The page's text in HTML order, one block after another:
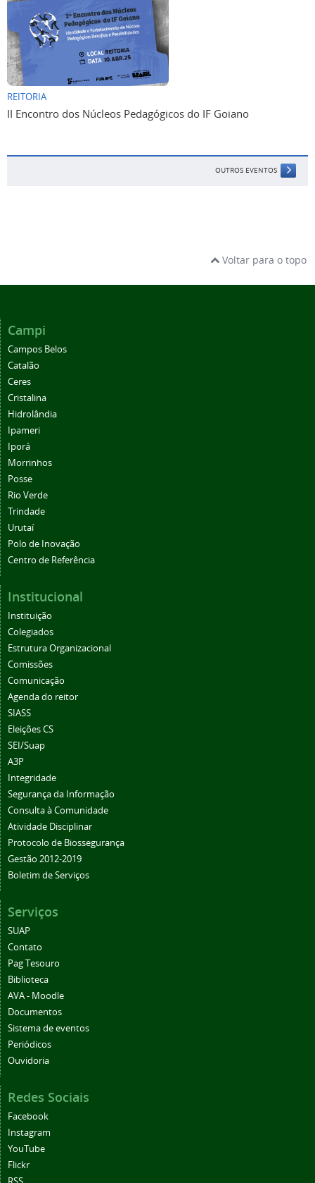
REITORIA
II Encontro dos Núcleos Pedagógicos do IF Goiano
OUTROS EVENTOS
Voltar para o topo
Campi
Campos Belos
Catalão
Ceres
Cristalina
Hidrolândia
Ipameri
Iporá
Morrinhos
Posse
Rio Verde
Trindade
Urutaí
Polo de Inovação
Centro de Referência
Institucional
Instituição
Colegiados
Estrutura Organizacional
Comissões
Comunicação
Agenda do reitor
SIASS
Eleições CS
SEI/Suap
A3P
Integridade
Segurança da Informação
Consulta à Comunidade
Atividade Disciplinar
Protocolo de Biossegurança
Gestão 2012-2019
Boletim de Serviços
Serviços
SUAP
Contato
Pag Tesouro
Biblioteca
AVA - Moodle
Documentos
Sistema de eventos
Periódicos
Ouvidoria
Redes Sociais
Facebook
Instagram
YouTube
Flickr